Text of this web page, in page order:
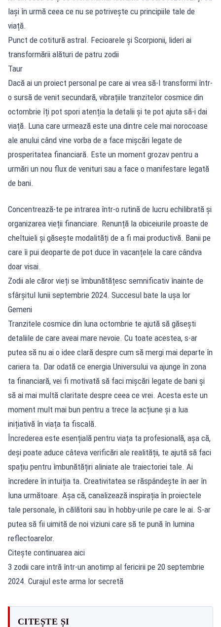
lași în urmă ceea ce nu se potrivește cu principiile tale de
viață.
Punct de cotitură astral. Fecioarele și Scorpionii, lideri ai
transformării alături de patru zodii
Taur
Dacă ai un proiect personal pe care ai vrea să-l transformi într-
o sursă de venit secundară, vibrațiile tranzitelor cosmice din
octombrie îți pot spori atenția la detalii și te pot ajuta să-i dai
viață. Luna care urmează este una dintre cele mai norocoase
ale anului când vine vorba de a face mișcări legate de
prosperitatea financiară. Este un moment grozav pentru a
urmări un nou flux de venituri sau a face o manifestare legată
de bani.
Concentrează-te pe intrarea într-o rutină de lucru echilibrată și
organizarea vieții financiare. Renunță la obiceiurile proaste de
cheltuieli și găsește modalități de a fi mai productivă. Banii pe
care îi pui deoparte de pot duce în vacanțele la care cândva
doar visai.
Zodii ale căror vieți se îmbunătățesc semnificativ înainte de
sfârșitul lunii septembrie 2024. Succesul bate la ușa lor
Gemeni
Tranzitele cosmice din luna octombrie te ajută să găsești
detaliile de care aveai mare nevoie. Cu toate acestea, s-ar
putea să nu ai o idee clară despre cum să mergi mai departe în
cariera ta. Dar odată ce energia Universului va ajunge în zona
ta financiară, vei fi motivată să faci mișcări legate de bani și
să ai mai multă claritate despre ceea ce vrei. Acesta este un
moment mult mai bun pentru a trece la acțiune și a lua
inițiativă în viața ta fiscală.
Încrederea este esențială pentru viața ta profesională, așa că,
deși poate aduce câteva verificări ale realității, te ajută să faci
spațiu pentru îmbunătățiri aliniate ale traiectoriei tale. Ai
încredere în intuiția ta. Creativitatea se răspândește în aer în
luna următoare. Așa că, canalizează inspirația în proiectele
tale personale, în călătorii sau în hobby-urile pe care le ai. S-ar
putea să fii uimită de noi viziuni care să te pună în lumina
reflectoarelor.
Citește continuarea aici
3 zodii care intră într-un anotimp al fericirii pe 20 septembrie
2024. Curajul este arma lor secretă
CITEȘTE ȘI